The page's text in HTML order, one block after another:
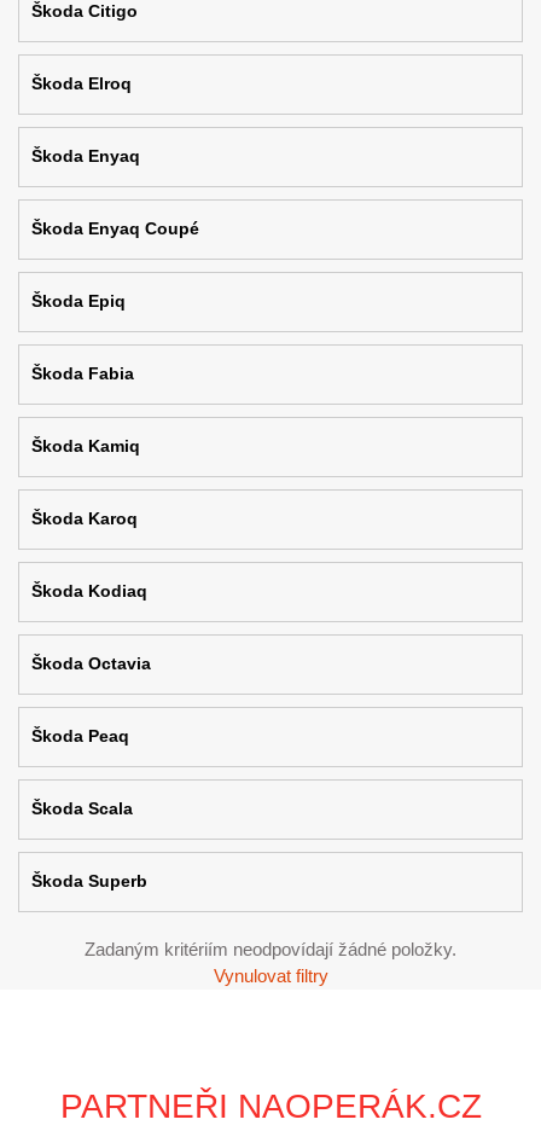
Škoda Citigo
Škoda Elroq
Škoda Enyaq
Škoda Enyaq Coupé
Škoda Epiq
Škoda Fabia
Škoda Kamiq
Škoda Karoq
Škoda Kodiaq
Škoda Octavia
Škoda Peaq
Škoda Scala
Škoda Superb
Zadaným kritériím neodpovídají žádné položky.
Vynulovat filtry
PARTNEŘI NAOPERÁK.CZ